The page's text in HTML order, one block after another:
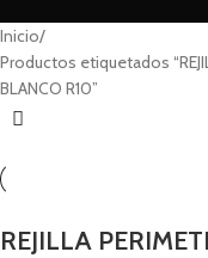
Inicio
Productos etiquetados
BLANCO R10”
REJILLA